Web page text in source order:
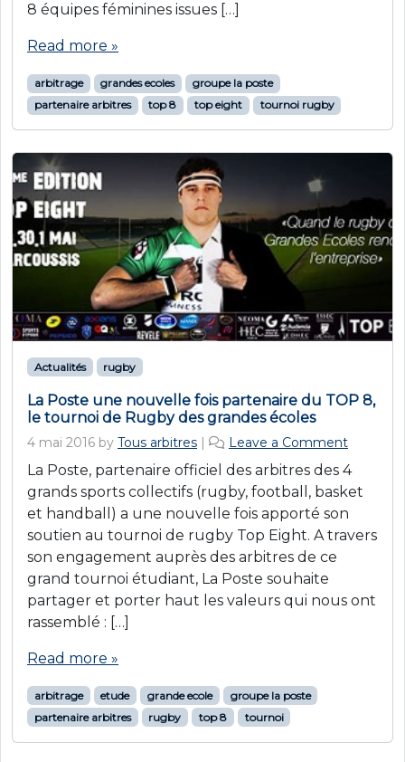
8 équipes féminines issues […]
Read more »
arbitrage grandes ecoles
groupe la poste
partenaire arbitres
top 8 top eight tournoi rugby
Actualités rugby
La Poste une nouvelle fois partenaire du TOP 8,
le tournoi de Rugby des grandes écoles
4 mai 2016 by Tous arbitres | Leave a Comment
La Poste, partenaire officiel des arbitres des 4
grands sports collectifs (rugby, football, basket
et handball) a une nouvelle fois apporté son
soutien au tournoi de rugby Top Eight. A travers
son engagement auprès des arbitres de ce
grand tournoi étudiant, La Poste souhaite
partager et porter haut les valeurs qui nous ont
rassemblé : […]
Read more »
arbitrage etude grande ecole
groupe la poste
partenaire arbitres
rugby top 8 tournoi